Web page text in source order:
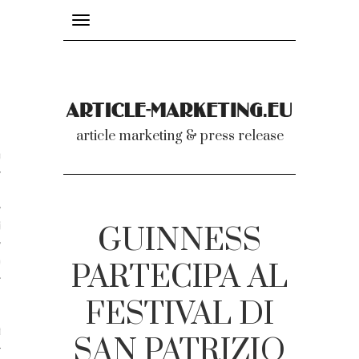
Toggle
navigation
article marketing & press release
GUINNESS
PARTECIPA AL
FESTIVAL DI